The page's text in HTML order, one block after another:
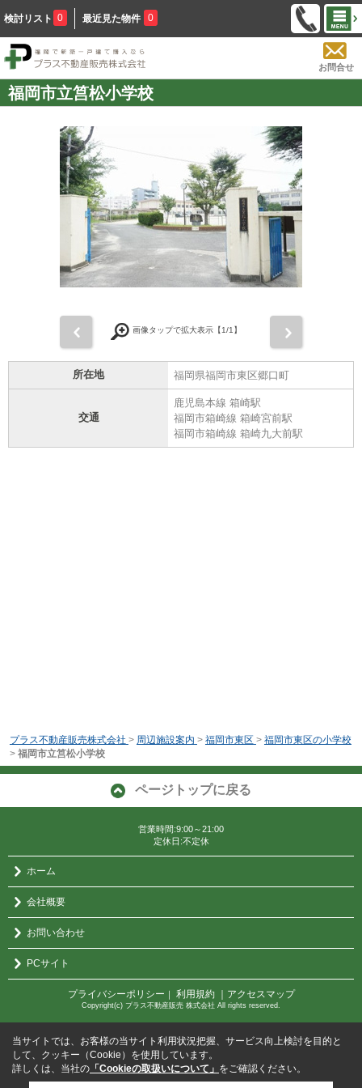
検討リスト 0 最近見た物件 0
お問合せ
福岡市立筥松小学校
画像タップで拡大表示【1/1】
所在地 福岡県福岡市東区郷口町
交通
鹿児島本線 箱崎駅
福岡市箱崎線 箱崎宮前駅
福岡市箱崎線 箱崎九大前駅
プラス不動産販売株式会社 > 周辺施設案内 > 福岡市東区 > 福岡市東区の小学校
> 福岡市立筥松小学校
ページトップに戻る
営業時間:9:00～21:00
定休日:不定休
ホーム
会社概要
お問い合わせ
PCサイト
プライバシーポリシー ｜ 利用規約 ｜アクセスマップ
Copyright(c) プラス不動産販売 株式会社 All rights reserved.
当サイトでは、お客様の当サイト利用状況把握、サービス向上検討を目的と
して、クッキー（Cookie）を使用しています。
詳しくは、当社の 「Cookieの取扱いについて」 をご確認ください。